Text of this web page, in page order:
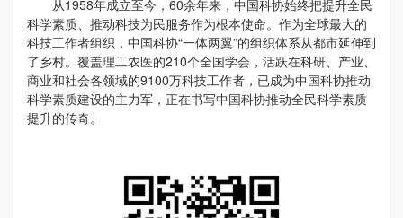
从1958年成立至今，60余年来，中国科协始终把提升全民
科学素质、推动科技为民服务作为根本使命。作为全球最大的
科技工作者组织，中国科协“一体两翼”的组织体系从都市延伸到
了乡村。覆盖理工农医的210个全国学会，活跃在科研、产业、
商业和社会各领域的9100万科技工作者，已成为中国科协推动
科学素质建设的主力军，正在书写中国科协推动全民科学素质
提升的传奇。